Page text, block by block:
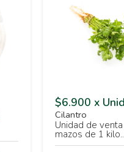
$6.900 x
Cilantro
Unidad de
mazos de 1